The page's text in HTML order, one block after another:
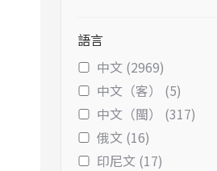
語言
中文 (2969)
中文（客） (5)
中文（閩） (317)
俄文 (16)
印尼文 (17)